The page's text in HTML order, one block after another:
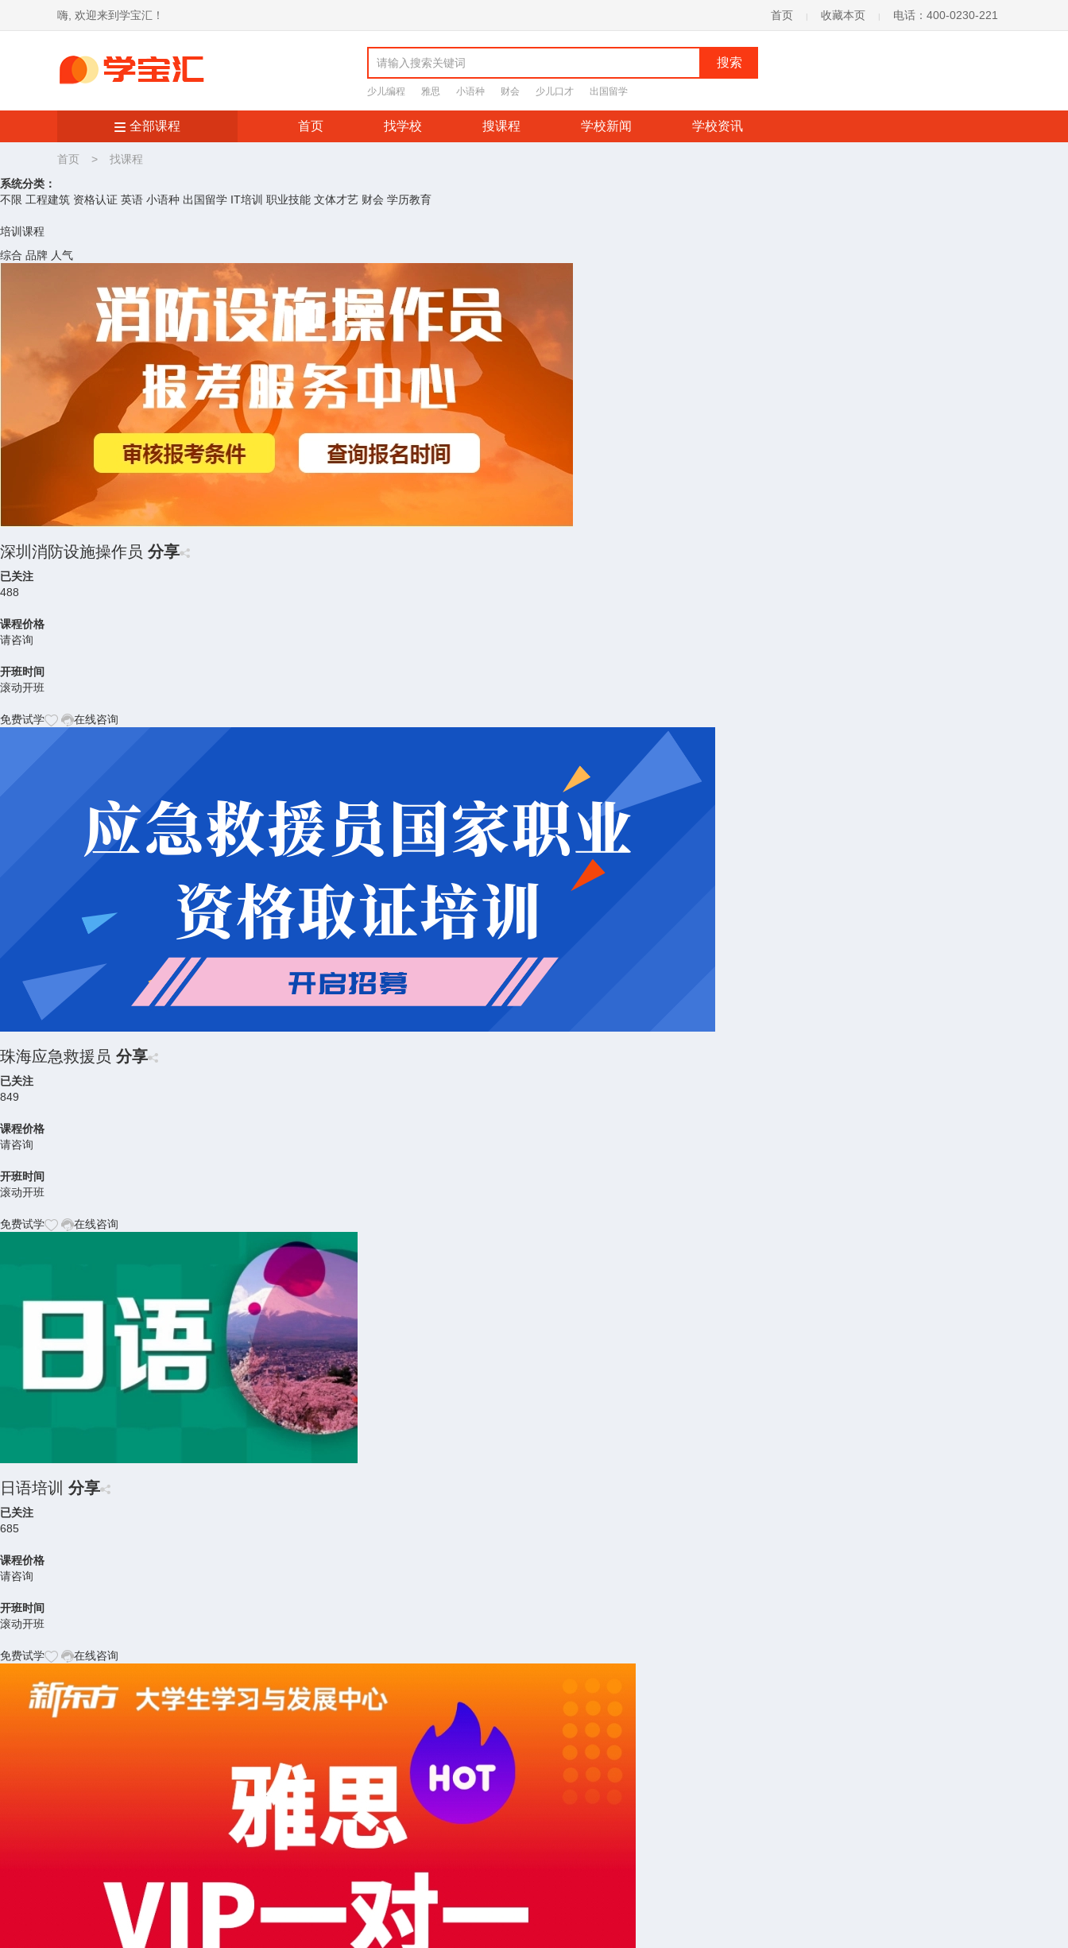
嗨, 欢迎来到学宝汇！ 首页 | 收藏本页 | 电话：400-0230-221
少儿编程 雅思 小语种 财会 少儿口才 出国留学
全部课程 首页 找学校 搜课程 学校新闻 学校资讯
首页 >
找课程
系统分类：
不限 工程建筑 资格认证 英语 小语种 出国留学 IT培训 职业技能 文体才艺 财会 学历教育
培训课程
综合 品牌 人气
深圳消防设施操作员 分享
已关注
488
课程价格
请咨询
开班时间
滚动开班
免费试学 在线咨询
珠海应急救援员 分享
已关注
849
课程价格
请咨询
开班时间
滚动开班
免费试学 在线咨询
日语培训 分享
已关注
685
课程价格
请咨询
开班时间
滚动开班
免费试学 在线咨询